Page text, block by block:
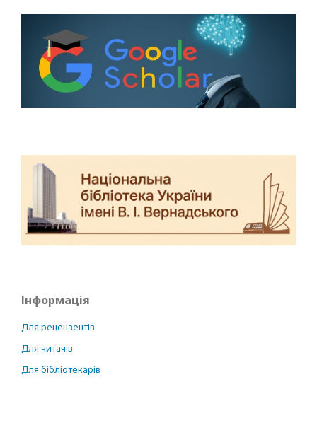
Інформація
Для рецензентів
Для читачів
Для бібліотекарів